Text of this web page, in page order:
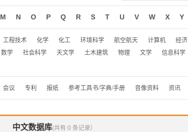
M N O P Q R S T U V W X Y
工程技术 化学 化工 环境科学 航空航天 计算机
经济
数学 社会科学 天文学 土木建筑 物理 文学 信息科学
会议 专利 报纸 参考工具书/字典/手册 音像资料 资讯
中文数据库(共有 0 条记录）